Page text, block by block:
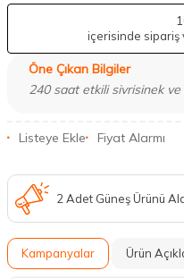
içerisinde sipariş
Öne Çıkan Bilgiler
240 saat etkili sivrisinek
Listeye Ekle Fiyat Alarmı
2 Adet Güneş Ürünü
Kampanyalar Ürün